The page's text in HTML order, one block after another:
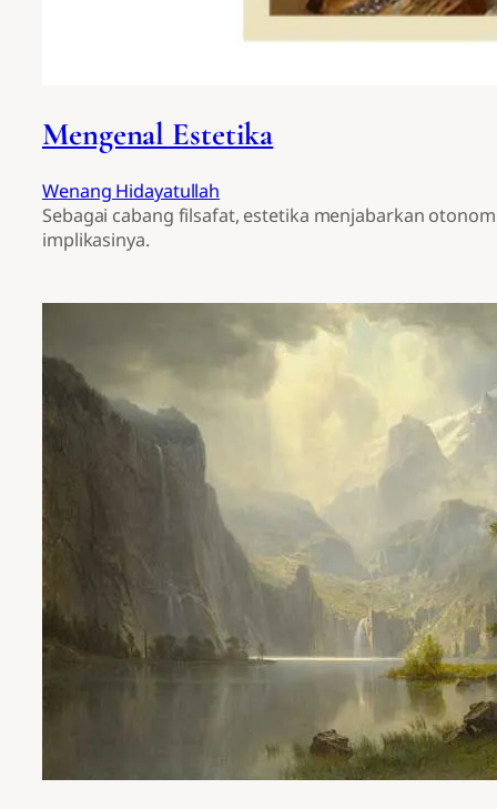
Mengenal Estetika
Wenang Hidayatullah
Sebagai cabang filsafat, estetika menjabarkan
implikasinya.